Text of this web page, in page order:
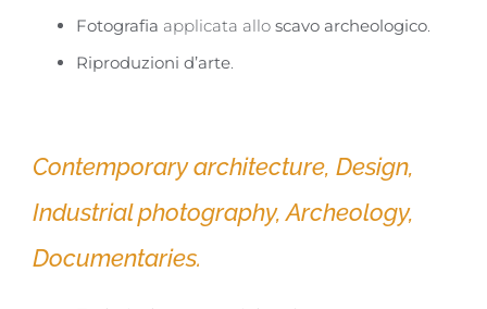
Fotografia applicata allo scavo archeologico
Riproduzioni d’arte
Contemporary architecture, Design,
Industrial photography, Archeology,
Documentaries.